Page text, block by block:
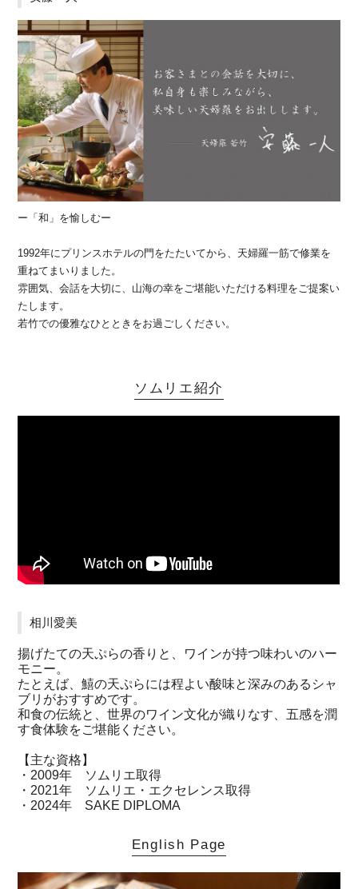
ー「和」を愉しむー
1992年にプリンスホテルの門をたたいてから、天婦羅一筋で修業を
重ねてまいりました。
雰囲気、会話を大切に、山海の幸をご堪能いただける料理をご提案い
たします。
若竹での優雅なひとときをお過ごしください。
ソムリエ紹介
相川愛美
揚げたての天ぷらの香りと、ワインが持つ味わいのハー
モニー。
たとえば、鱚の天ぷらには程よい酸味と深みのあるシャ
ブリがおすすめです。
和食の伝統と、世界のワイン文化が織りなす、五感を潤
す食体験をご堪能ください。
【主な資格】
・2009年 ソムリエ取得
・2021年 ソムリエ・エクセレンス取得
・2024年 SAKE DIPLOMA
English Page